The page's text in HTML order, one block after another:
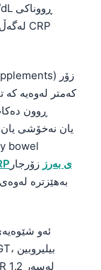
کەمتر لەوەیە کە
ڕوون
ڕێنمایی CRPی بەرز زۆرجار
بەهێزترە
ئەو